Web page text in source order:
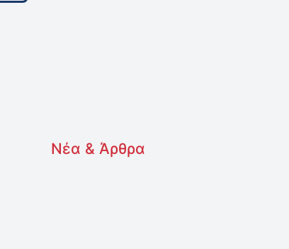
Νέα & Άρθρα